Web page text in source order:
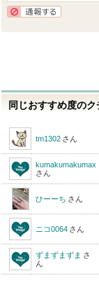
同じおすすめ度のク
tm1302 さん
kumakumakumax
さん
ひーーち さん
ニコ0064 さん
ずまずまずま さ
ん